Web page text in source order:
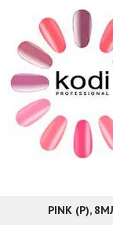
PINK (P),